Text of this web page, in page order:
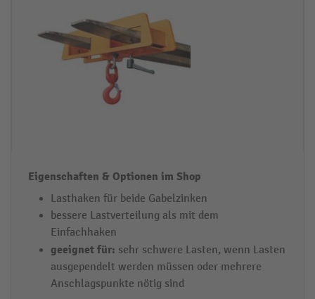
S
h
o
p
Lasthaken für beide Gabelzinken
bessere Lastverteilung als mit dem
Einfachhaken
geeignet für: sehr schwere Lasten, wenn Lasten
ausgependelt werden müssen oder mehrere
Anschlagspunkte nötig sind